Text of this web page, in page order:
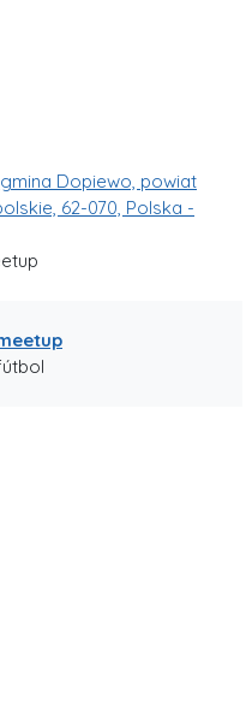
Dopiewo, powiat
62-070, Polska -